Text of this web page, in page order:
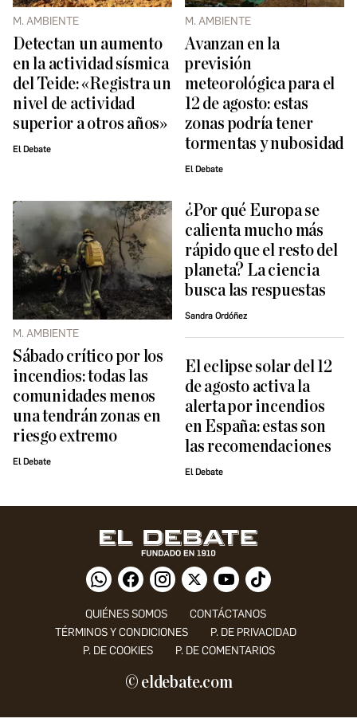
M. AMBIENTE
Detectan un aumento
en la actividad sísmica
del Teide: «Registra un
nivel de actividad
superior a otros años»
El Debate
M. AMBIENTE
Avanzan en la
previsión
meteorológica para el
12 de agosto: estas
zonas podría tener
tormentas y nubosidad
El Debate
M. AMBIENTE
Sábado crítico por los
incendios: todas las
comunidades menos
una tendrán zonas en
riesgo extremo
El Debate
¿Por qué Europa se
calienta mucho más
rápido que el resto del
planeta? La ciencia
busca las respuestas
Sandra Ordóñez
El eclipse solar del 12
de agosto activa la
alerta por incendios
en España: estas son
las recomendaciones
El Debate
QUIÉNES SOMOS
CONTÁCTANOS
TÉRMINOS Y CONDICIONES
P. DE PRIVACIDAD
P. DE COOKIES
P. DE COMENTARIOS
© eldebate.com